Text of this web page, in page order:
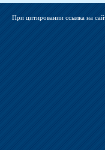
При цитировании ссылка на